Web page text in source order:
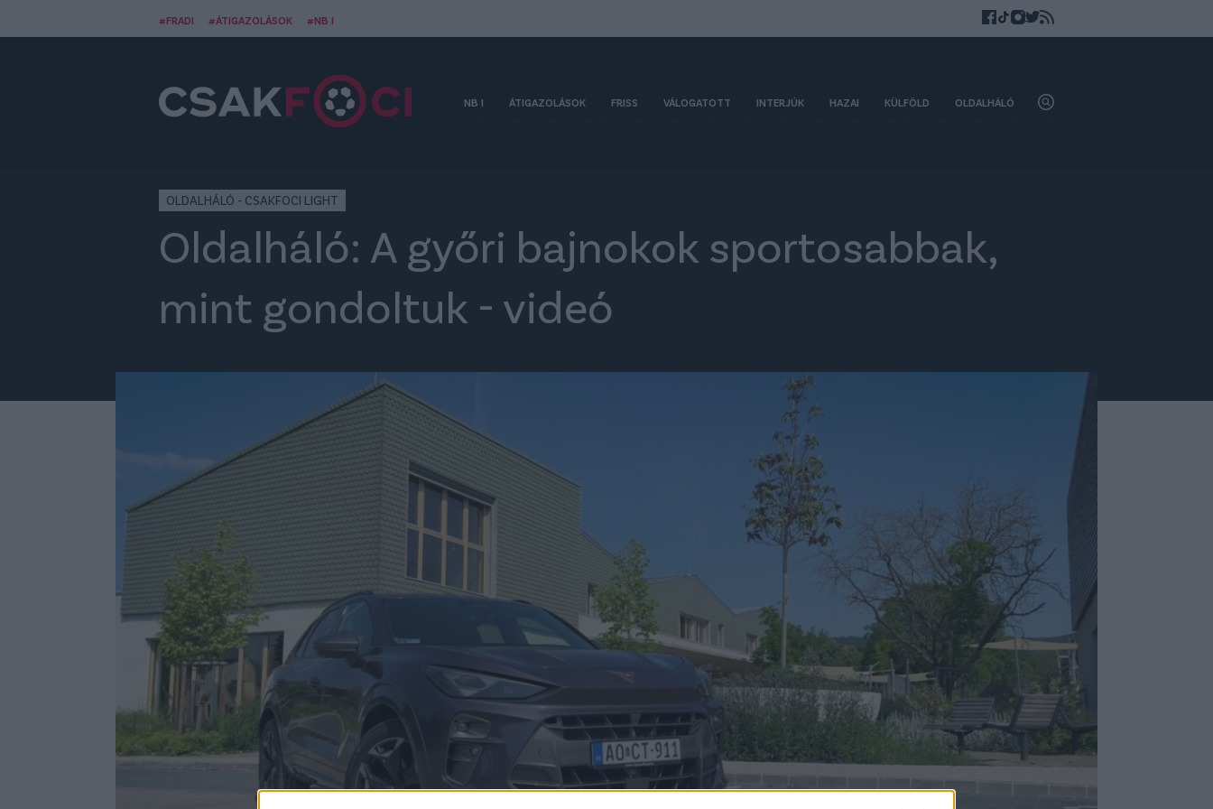
#FRADI #ÁTIGAZOLÁSOK #NB I
NB I ÁTIGAZOLÁSOK FRISS VÁLOGATOTT INTERJÚK HAZAI KÜLFÖLD OLDALHÁLÓ
OLDALHÁLÓ - CSAKFOCI LIGHT
Oldalháló: A győri bajnokok sportosabbak,
mint gondoltuk - videó